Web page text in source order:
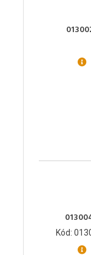
Kód: